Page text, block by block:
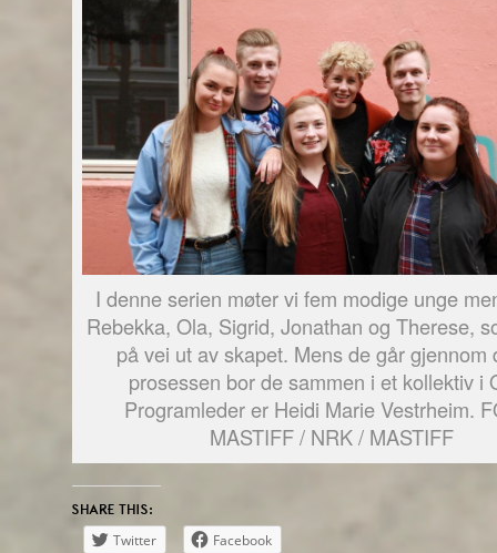
I denne serien møter vi fem modige unge
Rebekka, Ola, Sigrid, Jonathan og Therese,
på vei ut av skapet. Mens de går gjennom
prosessen bor de sammen i et kollektiv i
Programleder er Heidi Marie Vestrheim.
MASTIFF / NRK / MASTIFF
SHARE THIS:
Twitter Facebook